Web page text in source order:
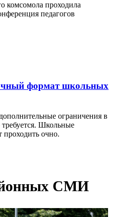
комсомола проходила
педагогов
формат школьных
ограничения в
требуется. Школьные
проходить очно.